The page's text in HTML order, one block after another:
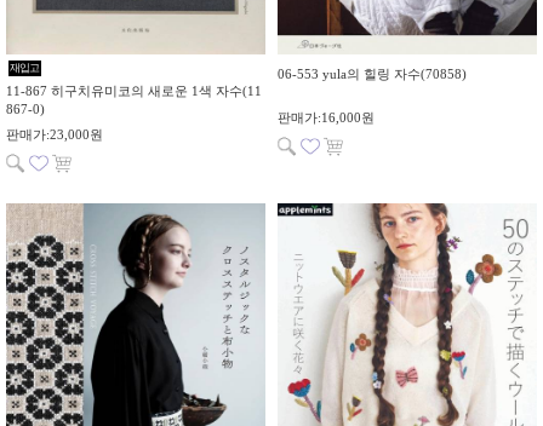
재입고
11-867 히구치유미코의 새로운 1색 자수(11
867-0)
판매가:23,000원
06-553 yula의 힐링 자수(70858)
판매가:16,000원